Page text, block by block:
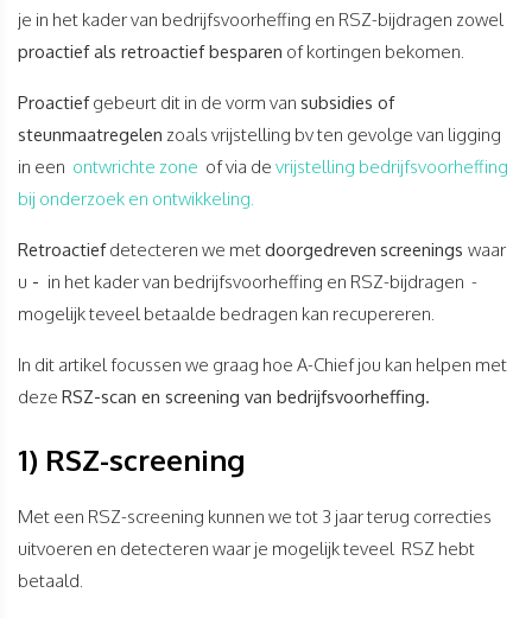
je in het kader van bedrijfsvoorheffing en RSZ-bijdragen zowel
proactief als retroactief besparen of kortingen bekomen.
Proactiefgebeurt dit in de vorm van subsidies of
steunmaatregelen zoals vrijstelling bv ten gevolge van ligging
in een ontwrichte zone of via de vrijstelling bedrijfsvoorheffing
bij onderzoek en ontwikkeling.
Retroactiefdetecteren we metdoorgedreven screenings waar
u - in het kader van bedrijfsvoorheffing en RSZ-bijdragen -
mogelijk teveel betaalde bedragen kan recupereren.
In dit artikel focussen we graag hoe A-Chief jou kan helpen met
deze RSZ-scan en screening van bedrijfsvoorheffing.
1) RSZ-screening
Met een RSZ-screening kunnen we tot 3 jaar terug correcties
uitvoeren en detecteren waar je mogelijk teveel RSZ hebt
betaald.